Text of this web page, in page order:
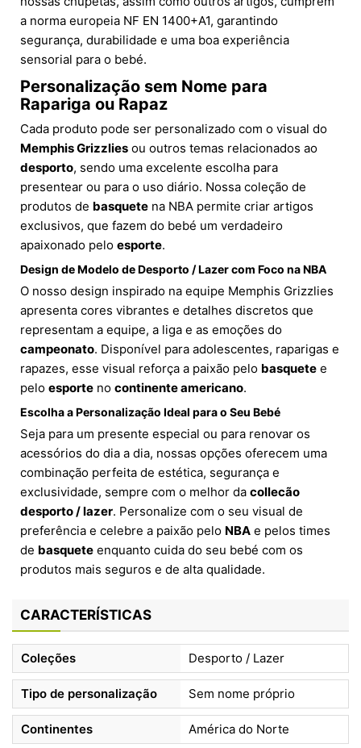
a norma europeia NF EN 1400+A1, garantindo
segurança, durabilidade e uma boa experiência
sensorial para o bebé.
Personalização sem Nome para
Rapariga ou Rapaz
Cada produto pode ser personalizado com o visual do
Memphis Grizzlies ou outros temas relacionados ao
desporto, sendo uma excelente escolha para
presentear ou para o uso diário. Nossa coleção de
produtos de basquete na NBA permite criar artigos
exclusivos, que fazem do bebé um verdadeiro
apaixonado pelo esporte.
Design de Modelo de Desporto / Lazer com Foco na NBA
O nosso design inspirado na equipe Memphis Grizzlies
apresenta cores vibrantes e detalhes discretos que
representam a equipe, a liga e as emoções do
campeonato. Disponível para adolescentes, raparigas e
rapazes, esse visual reforça a paixão pelo basquete e
pelo esporte no continente americano.
Escolha a Personalização Ideal para o Seu Bebé
Seja para um presente especial ou para renovar os
acessórios do dia a dia, nossas opções oferecem uma
combinação perfeita de estética, segurança e
exclusividade, sempre com o melhor da collecão
desporto / lazer. Personalize com o seu visual de
preferência e celebre a paixão pelo NBA e pelos times
de basquete enquanto cuida do seu bebé com os
produtos mais seguros e de alta qualidade.
CARACTERÍSTICAS
Coleções Desporto / Lazer
Tipo de personalização Sem nome próprio
Continentes América do Norte